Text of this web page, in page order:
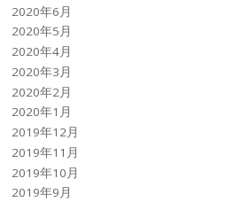
2020年6月
2020年5月
2020年4月
2020年3月
2020年2月
2020年1月
2019年12月
2019年11月
2019年10月
2019年9月